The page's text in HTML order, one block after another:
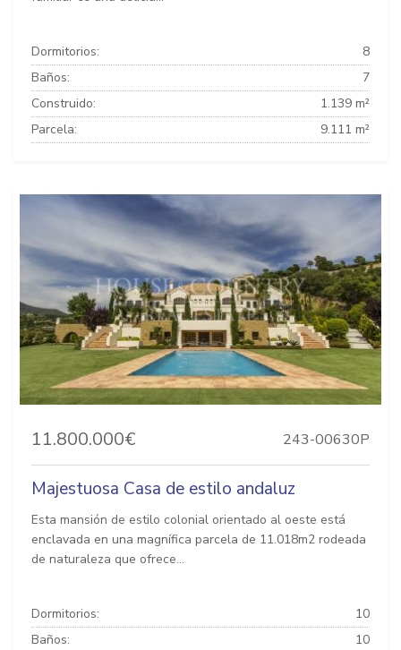
Dormitorios:
8
Baños:
7
Construido:
1.139 m²
Parcela:
9.111 m²
11.800.000€ 243-00630P
Majestuosa Casa de estilo andaluz
Esta mansión de estilo colonial orientado al oeste está
enclavada en una magnífica parcela de 11.018m2 rodeada
de naturaleza que ofrece...
Dormitorios:
10
Baños:
10